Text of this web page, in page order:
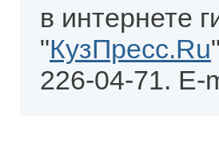
в интернете
"КузПресс.Ru
226-04-71. E-